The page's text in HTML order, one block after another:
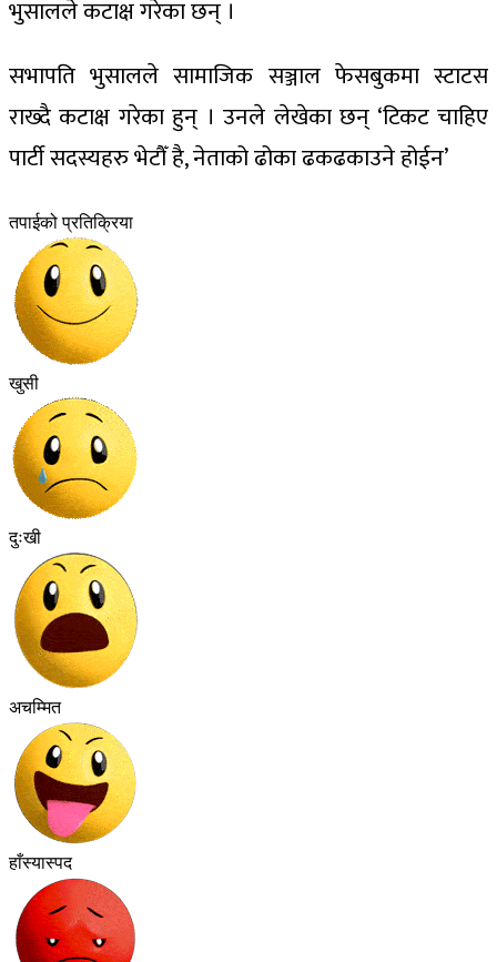
भुसालले कटाक्ष गरेका छन् ।
सभापति भुसालले सामाजिक सञ्जाल फेसबुकमा स्टाटस
राख्दै कटाक्ष गरेका हुन् । उनले लेखेका छन् ‘टिकट चाहिए
पार्टी सदस्यहरु भेटौँ है, नेताको ढोका ढकढकाउने होईन’
तपाईको प्रतिक्रिया
खुसी
दुःखी
अचम्मित
हाँस्यास्पद